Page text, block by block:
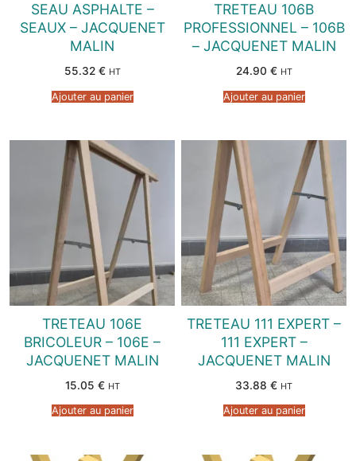
SEAU ASPHALTE –
SEAUX – JACQUENET
MALIN
55.32 € HT
Ajouter au panier
TRETEAU 106B
PROFESSIONNEL – 106B
– JACQUENET MALIN
24.90 € HT
Ajouter au panier
TRETEAU 106E
BRICOLEUR – 106E –
JACQUENET MALIN
15.05 € HT
Ajouter au panier
TRETEAU 111 EXPERT –
111 EXPERT –
JACQUENET MALIN
33.88 € HT
Ajouter au panier